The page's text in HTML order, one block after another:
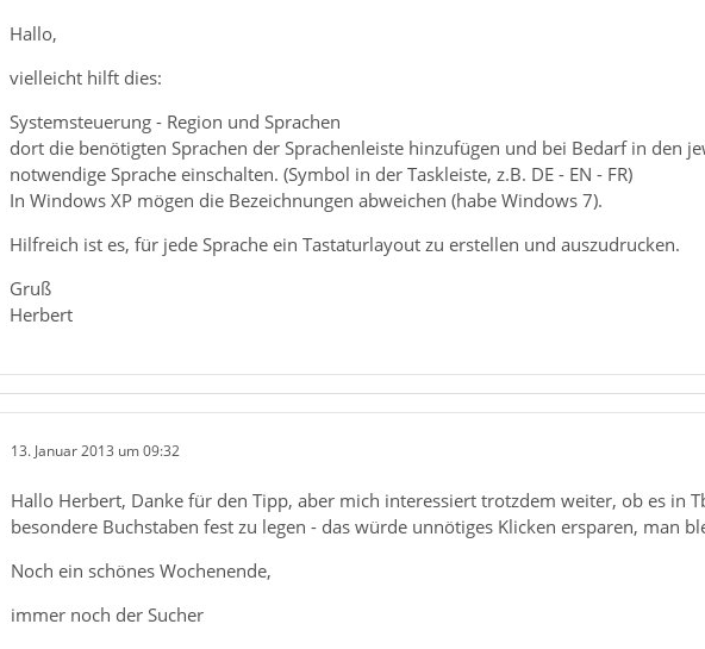
Hallo,
vielleicht hilft dies:
Systemsteuerung - Region und Sprachen
dort die benötigten Sprachen der Sprachenleiste hinzufügen und bei Bedarf in den
notwendige Sprache einschalten. (Symbol in der Taskleiste, z.B. DE - EN - FR)
In Windows XP mögen die Bezeichnungen abweichen (habe Windows 7).
Hilfreich ist es, für jede Sprache ein Tastaturlayout zu erstellen und auszudrucken.
Gruß
Herbert
13. Januar 2013 um 09:32
Hallo Herbert, Danke für den Tipp, aber mich interessiert trotzdem weiter, ob es in
besondere Buchstaben fest zu legen - das würde unnötiges Klicken ersparen, man
Noch ein schönes Wochenende,
immer noch der Sucher